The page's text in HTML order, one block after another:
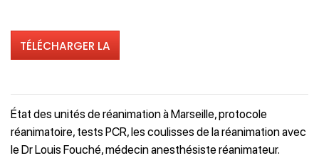
TÉLÉCHARGER LA
État des unités de réanimation à Marseille, protocole
réanimatoire, tests PCR, les coulisses de la réanimation avec
le Dr Louis Fouché, médecin anesthésiste réanimateur.